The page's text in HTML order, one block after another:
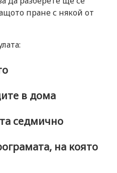
пране с някой от
в дома
седмично
на която